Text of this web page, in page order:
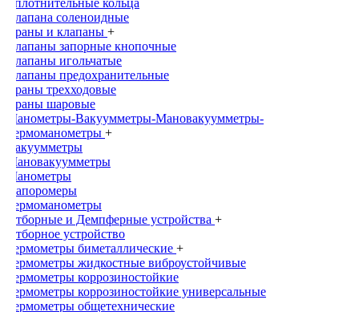
Уплотнительные кольца
Клапана соленоидные
Краны и клапаны +
Клапаны запорные кнопочные
Клапаны игольчатые
Клапаны предохранительные
Краны трехходовые
Краны шаровые
Манометры-Вакуумметры-Мановакуумметры-
Термоманометры +
Вакуумметры
Мановакуумметры
Манометры
Напоромеры
Термоманометры
Отборные и Демпферные устройства +
Отборное устройство
Термометры биметаллические +
Термометры жидкостные виброустойчивые
Термометры коррозиностойкие
Термометры коррозиностойкие универсальные
Термометры общетехнические